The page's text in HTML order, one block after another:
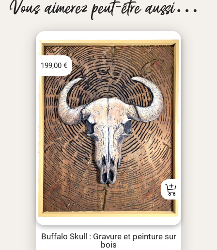
Vous aimerez peut-être aussi…
Buffalo Skull : Gravure et peinture sur
bois
199,00 €